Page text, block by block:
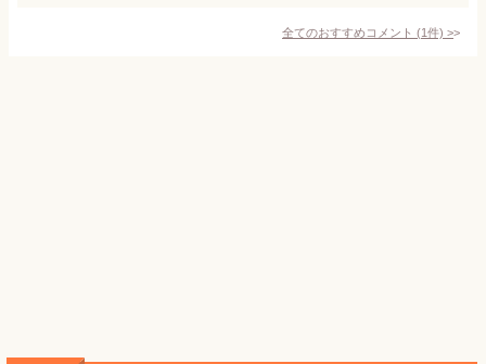
全てのおすすめコメント (1件) >